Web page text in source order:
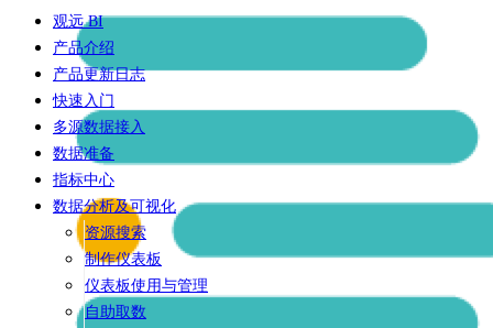
观远 BI
产品介绍
产品更新日志
快速入门
多源数据接入
数据准备
指标中心
数据分析及可视化
资源搜索
制作仪表板
仪表板使用与管理
自助取数